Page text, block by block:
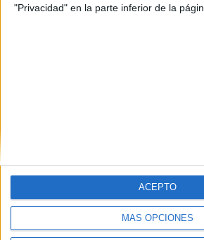
"Privacidad" en la parte inferior de la
MÁS OPCIONES
ACEPTO